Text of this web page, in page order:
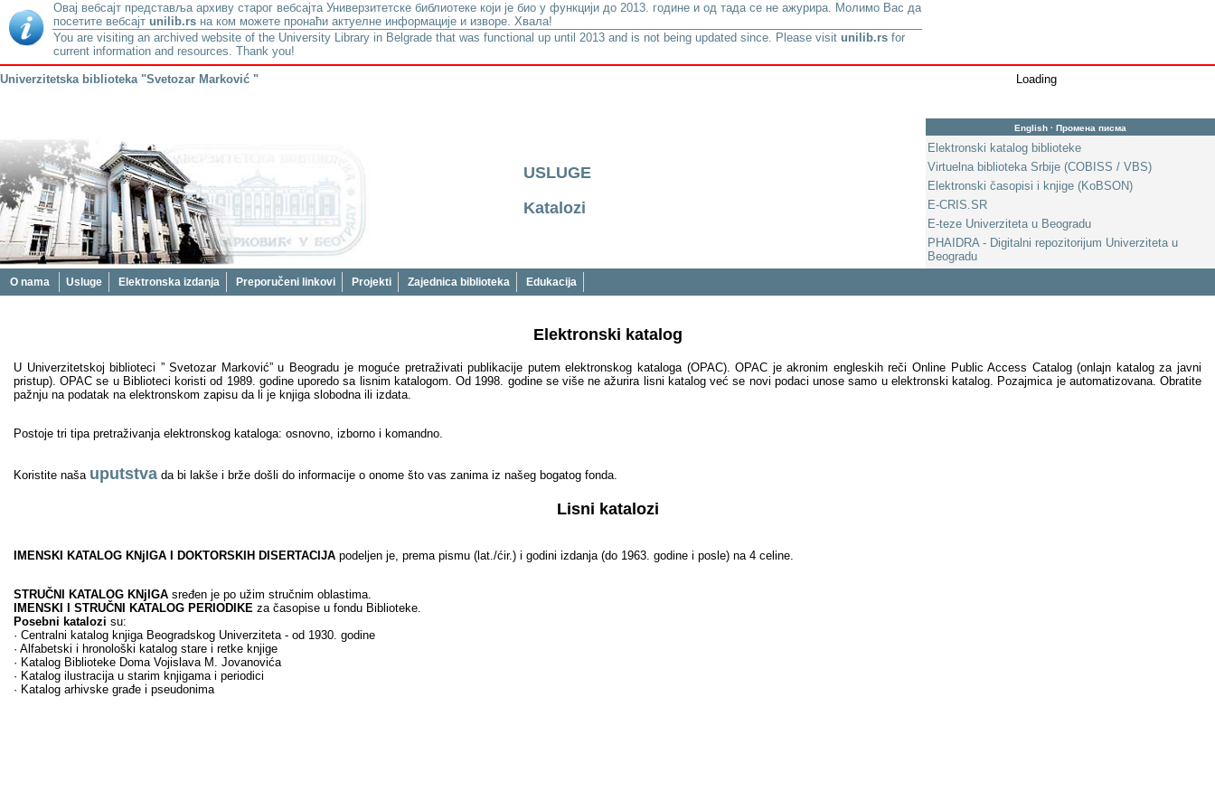
Овај вебсајт представља архиву старог вебсајта Универзитетске библиотеке који је био у функцији до 2013. године и од тада се не ажурира. Молимо Вас да
посетите вебсајт unilib.rs на ком можете пронаћи актуелне информације и изворе. Хвала!
You are visiting an archived website of the University Library in Belgrade that was functional up until 2013 and is not being updated since. Please visit unilib.rs for
current information and resources. Thank you!
Univerzitetska biblioteka "Svetozar Marković " Loading
USLUGE
Katalozi
English · Промена писма
Elektronski katalog biblioteke
Virtuelna biblioteka Srbije (COBISS / VBS)
Elektronski časopisi i knjige (KoBSON)
E-CRIS.SR
E-teze Univerziteta u Beogradu
PHAIDRA - Digitalni repozitorijum Univerziteta u
Beogradu
O nama Usluge Elektronska izdanja Preporučeni linkovi Projekti Zajednica biblioteka Edukacija
Elektronski katalog
U Univerzitetskoj biblioteci ” Svetozar Marković” u Beogradu je moguće pretraživati publikacije putem elektronskog kataloga (OPAC). OPAC je akronim engleskih reči Online Public Access Catalog (onlajn katalog za javni
pristup). OPAC se u Biblioteci koristi od 1989. godine uporedo sa lisnim katalogom. Od 1998. godine se više ne ažurira lisni katalog već se novi podaci unose samo u elektronski katalog. Pozajmica je automatizovana. Obratite
pažnju na podatak na elektronskom zapisu da li je knjiga slobodna ili izdata.
Postoje tri tipa pretraživanja elektronskog kataloga: osnovno, izborno i komandno.
Koristite naša uputstva da bi lakše i brže došli do informacije o onome što vas zanima iz našeg bogatog fonda.
Lisni katalozi
IMENSKI KATALOG KNjIGA I DOKTORSKIH DISERTACIJA podeljen je, prema pismu (lat./ćir.) i godini izdanja (do 1963. godine i posle) na 4 celine.
STRUČNI KATALOG KNjIGA sređen je po užim stručnim oblastima.
IMENSKI I STRUČNI KATALOG PERIODIKE za časopise u fondu Biblioteke.
Posebni katalozi su:
· Centralni katalog knjiga Beogradskog Univerziteta - od 1930. godine
· Alfabetski i hronološki katalog stare i retke knjige
· Katalog Biblioteke Doma Vojislava M. Jovanovića
· Katalog ilustracija u starim knjigama i periodici
· Katalog arhivske građe i pseudonima